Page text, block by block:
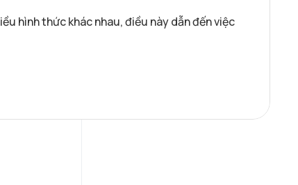
hình thức khác nhau, điều này dẫn đến việc